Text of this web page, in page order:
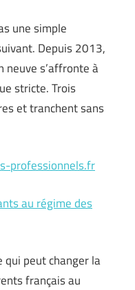
une simple
Depuis 2013,
neuve s’affronte à
stricte. Trois
et tranchent sans
professionnels.fr
au régime des
qui peut changer la
français au